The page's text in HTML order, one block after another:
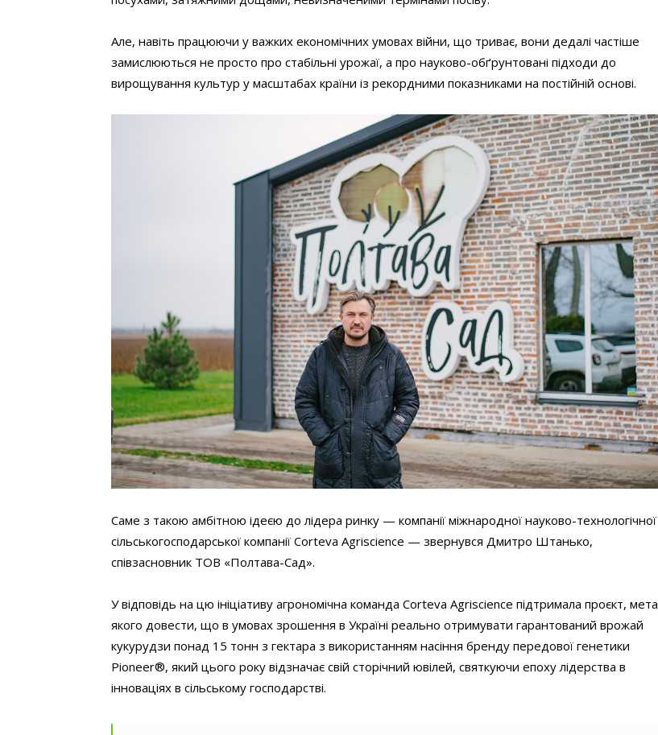
Але, навіть працюючи у важких економічних умовах війни, що триває, вони дедалі частіше
замислюються не просто про стабільні урожаї, а про науково-обґрунтовані підходи до
вирощування культур у масштабах країни із рекордними показниками на постійній основі.
Саме з такою амбітною ідеєю до лідера ринку — компанії міжнародної науково-технологічної
сільськогосподарської компанії Corteva Agriscience — звернувся Дмитро Штанько,
співзасновник ТОВ «Полтава-Сад».
У відповідь на цю ініціативу агрономічна команда Corteva Agriscience підтримала проєкт, мета
якого довести, що в умовах зрошення в Україні реально отримувати гарантований врожай
кукурудзи понад 15 тонн з гектара з використанням насіння бренду передової генетики
Pioneer®, який цього року відзначає свій сторічний ювілей, святкуючи епоху лідерства в
інноваціях в сільському господарстві.